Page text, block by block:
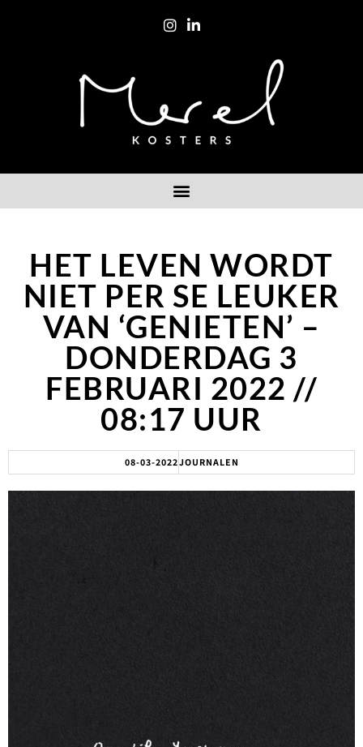
HET LEVEN WORDT
NIET PER SE LEUKER
VAN ‘GENIETEN’ –
DONDERDAG 3
FEBRUARI 2022 //
08:17 UUR
08-03-2022JOURNALEN